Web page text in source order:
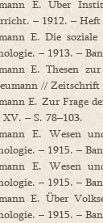
E. Über
– 1912. – Heft
E. Die
– 1913. –
E. Thesen
// Zeitschrift
E. Zur Frage
XV. – S. 78–103.
E. Wesen
– 1915. –
E. Wesen
– 1915. –
E. Über
– 1915. –